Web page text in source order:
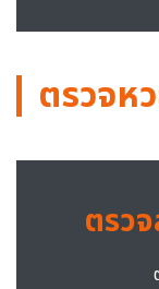
ตรวจห
ตรว